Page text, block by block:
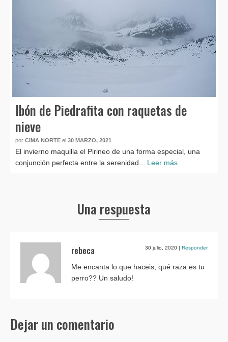
Ibón de Piedrafita con raquetas de
nieve
por CIMA NORTE el 30 MARZO, 2021
El invierno maquilla el Pirineo de una forma especial, una
conjunción perfecta entre la serenidad... Leer más
Una respuesta
rebeca 30 julio, 2020 | Responder
Me encanta lo que haceis, qué raza es tu
perro?? Un saludo!
Dejar un comentario